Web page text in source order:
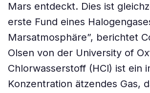
Mars entdeckt. Dies ist
erste Fund eines
Marsatmosphäre”, berichtet
Olsen von der University of
Chlorwasserstoff (HCl) ist ein
Konzentration ätzendes Gas,